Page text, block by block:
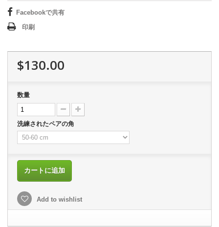
Facebookで共有
印刷
$130.00
数量
洗練されたペアの角
カートに追加
Add to wishlist